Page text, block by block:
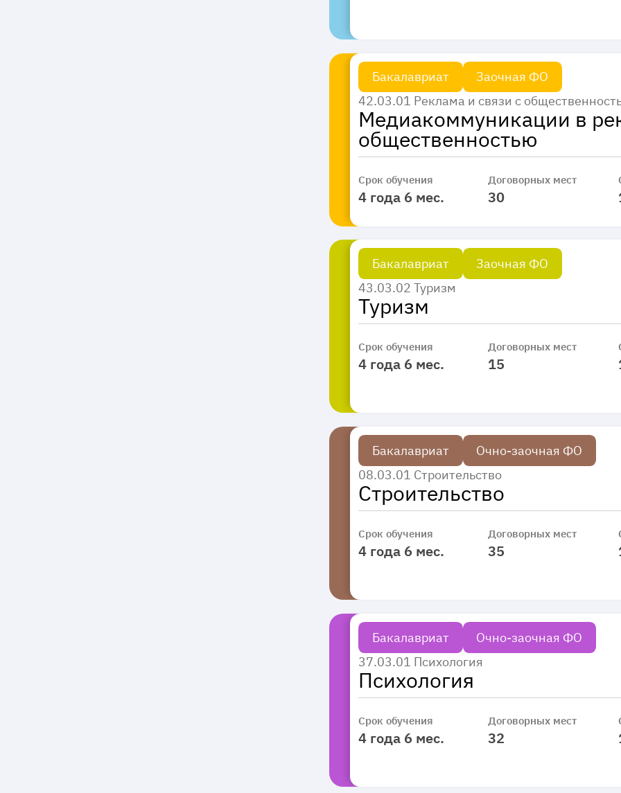
Бакалавриат
Заочная ФО
42.03.01 Реклама и связи с
Медиакоммуникации в
общественностью
Срок обучения
4 года 6 мес.
Договорных мест
30
Бакалавриат
Заочная ФО
43.03.02 Туризм
Туризм
Срок обучения
4 года 6 мес.
Договорных мест
15
Бакалавриат
Очно-заочная ФО
08.03.01 Строительство
Строительство
Срок обучения
4 года 6 мес.
Договорных мест
35
Бакалавриат
Очно-заочная ФО
37.03.01 Психология
Психология
Срок обучения
4 года 6 мес.
Договорных мест
32